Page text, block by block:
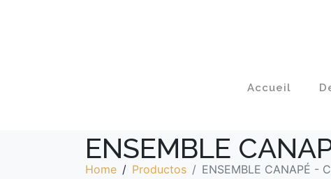
Accueil
ENSEMBLE
Home Productos ENSEMBLE CANAPÉ -